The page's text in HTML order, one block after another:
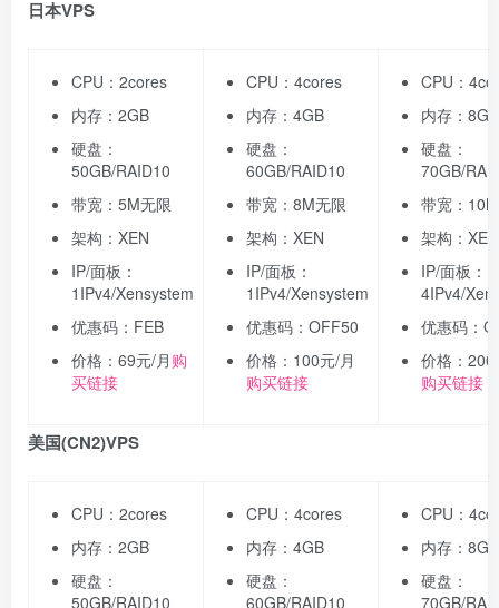
日本VPS
CPU：2cores
内存：2GB
硬盘：
50GB/RAID10
带宽：5M无限
架构：XEN
IP/面板：
1IPv4/Xensystem
优惠码：FEB
价格：69元/月 购
买链接
CPU：4cores
内存：4GB
硬盘：
60GB/RAID10
带宽：8M无限
架构：XEN
IP/面板：
1IPv4/Xensystem
优惠码：OFF50
价格：100元/月
购买链接
CPU：
内存：8GB
硬盘：
70GB/
带宽：
架构：XEN
IP/面板：
4IPv4/
优惠码：
价格：200
购买链接
美国(CN2)VPS
CPU：2cores
内存：2GB
硬盘：
50GB/RAID10
CPU：4cores
内存：4GB
硬盘：
60GB/RAID10
CPU：
内存：8GB
硬盘：
70GB/